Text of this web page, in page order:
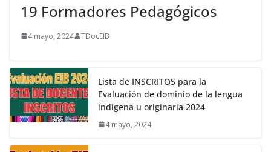
19 Formadores Pedagógicos
4 mayo, 2024 TDocEIB
Lista de INSCRITOS para la
Evaluación de dominio de la lengua
indígena u originaria 2024
4 mayo, 2024